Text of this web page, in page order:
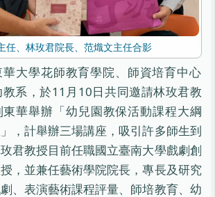
任、林玫君院長、范熾文主任合影
華大學花師教育學院、師資培育中心
教系，於11月10日共同邀請林玫君教
東華舉辦「幼兒園教保活動課程大綱
，計舉辦三場講座，吸引許多師生到
君教授目前任職國立臺南大學戲劇創
，並兼任藝術學院院長，專長及研究
、表演藝術課程評量、師培教育、幼